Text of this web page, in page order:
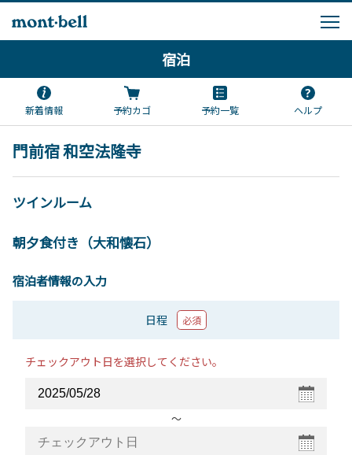
宿泊
新着情報 予約カゴ 予約一覧 ヘルプ
門前宿 和空法隆寺
ツインルーム
朝夕食付き（大和懐石）
宿泊者情報の入力
日程 必須
チェックアウト日を選択してください。
〜